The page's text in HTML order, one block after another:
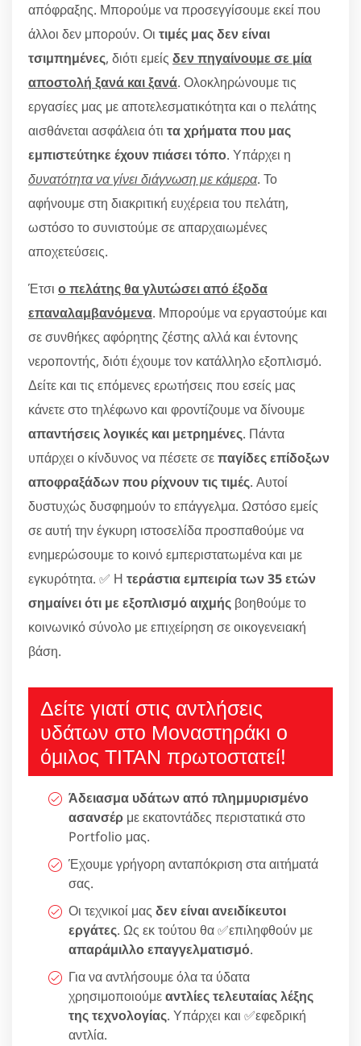
απόφραξης. Μπορούμε να προσεγγίσουμε εκεί που
άλλοι δεν μπορούν. Οι τιμές μας δεν είναι
τσιμπημένες, διότι εμείς δεν πηγαίνουμε σε μία
αποστολή ξανά και ξανά. Ολοκληρώνουμε τις
εργασίες μας με αποτελεσματικότητα και ο πελάτης
αισθάνεται ασφάλεια ότι τα χρήματα που μας
εμπιστεύτηκε έχουν πιάσει τόπο. Υπάρχει η
δυνατότητα να γίνει διάγνωση με κάμερα. Το
αφήνουμε στη διακριτική ευχέρεια του πελάτη,
ωστόσο το συνιστούμε σε απαρχαιωμένες
αποχετεύσεις.
Έτσι ο πελάτης θα γλυτώσει από έξοδα
επαναλαμβανόμενα. Μπορούμε να εργαστούμε και
σε συνθήκες αφόρητης ζέστης αλλά και έντονης
νεροποντής, διότι έχουμε τον κατάλληλο εξοπλισμό.
Δείτε και τις επόμενες ερωτήσεις που εσείς μας
κάνετε στο τηλέφωνο και φροντίζουμε να δίνουμε
απαντήσεις λογικές και μετρημένες. Πάντα
υπάρχει ο κίνδυνος να πέσετε σεπαγίδες επίδοξων
αποφραξάδων που ρίχνουν τις τιμές. Αυτοί
δυστυχώς δυσφημούν το επάγγελμα. Ωστόσο εμείς
σε αυτή την έγκυρη ιστοσελίδα προσπαθούμε να
ενημερώσουμε το κοινό εμπεριστατωμένα και με
εγκυρότητα. ✅ Η τεράστια εμπειρία των 35 ετών
σημαίνει ότι με εξοπλισμό αιχμής βοηθούμε το
κοινωνικό σύνολο με επιχείρηση σε οικογενειακή
βάση.
Δείτε γιατί στις αντλήσεις
υδάτων στο Μοναστηράκι ο
όμιλος ΤΙΤΑΝ πρωτοστατεί!
Άδειασμα υδάτων από πλημμυρισμένο
ασανσέρ με εκατοντάδες περιστατικά στο
Portfolio μας.
Έχουμε γρήγορη ανταπόκριση στα αιτήματά
σας.
Οι τεχνικοί μας δεν είναι ανειδίκευτοι
εργάτες. Ως εκ τούτου θα ✅επιληφθούν με
απαράμιλλο επαγγελματισμό.
Για να αντλήσουμε όλα τα ύδατα
χρησιμοποιούμεαντλίες τελευταίας λέξης
της τεχνολογίας. Υπάρχει και ✅εφεδρική
αντλία.